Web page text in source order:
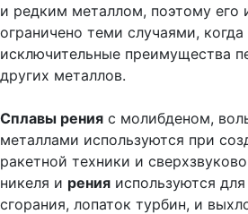
и редким металлом, поэтому его
ограничено теми случаями,
исключительные преимущества
других металлов.
Сплавы рения с молибденом,
металлами используются при
ракетной техники и
никеля и рения используются
сгорания, лопаток турбин, и